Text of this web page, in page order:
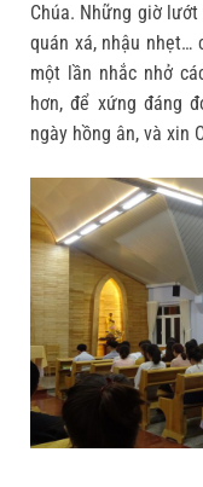
Chúa. Những giờ
quán xá, nhậu nhẹt…
một lần nhắc nhở
hơn, để xứng đáng
ngày hồng ân, và xin